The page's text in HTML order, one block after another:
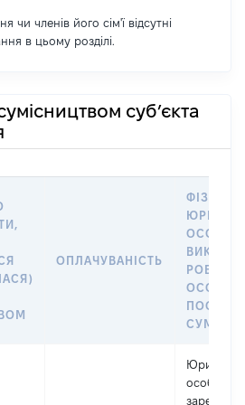
чи членів його сім'ї відсутні
в цьому розділі.
суб’єкта
ОПЛАЧУВАНІСТЬ
ОСОБА,
РОБОТА
ОСОБА
ПОСАДУ
Юридична
особа,